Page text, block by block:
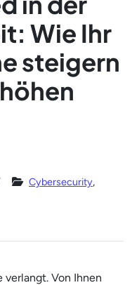
Wie Ihr
steigern
Cybersecurity,
verlangt. Von Ihnen